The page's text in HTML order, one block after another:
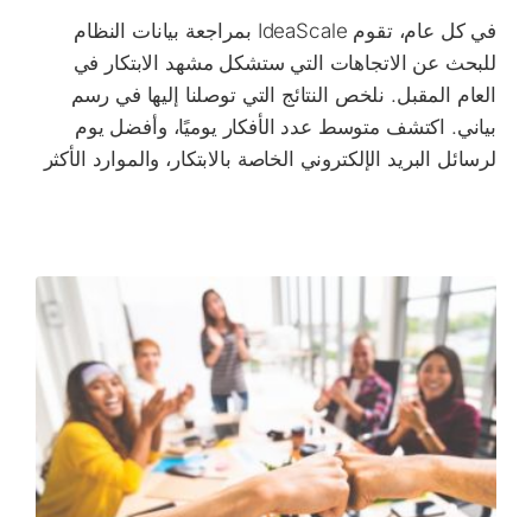
​​في كل عام، تقوم IdeaScale بمراجعة بيانات النظام
للبحث عن الاتجاهات التي ستشكل مشهد الابتكار في
العام المقبل. نلخص النتائج التي توصلنا إليها في رسم
بياني. اكتشف متوسط ​​عدد الأفكار يوميًا، وأفضل يوم
لرسائل البريد الإلكتروني الخاصة بالابتكار، والموارد الأكثر